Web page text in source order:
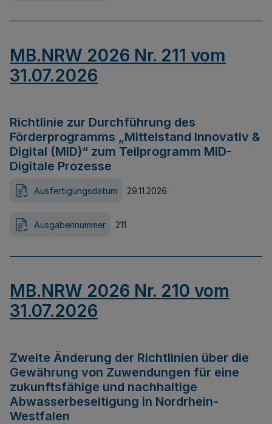
MB.NRW 2026 Nr. 211 vom
31.07.2026
Richtlinie zur Durchführung des
Förderprogramms „Mittelstand Innovativ &
Digital (MID)“ zum Teilprogramm MID-
Digitale Prozesse
Ausfertigungsdatum 29.11.2026
Ausgabennummer 211
MB.NRW 2026 Nr. 210 vom
31.07.2026
Zweite Änderung der Richtlinien über die
Gewährung von Zuwendungen für eine
zukunftsfähige und nachhaltige
Abwasserbeseitigung in Nordrhein-
Westfalen